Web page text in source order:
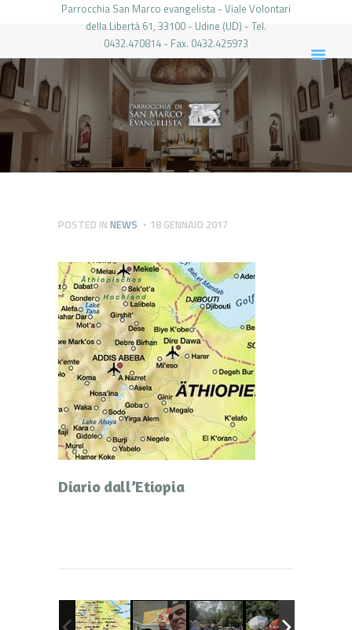
Parrocchia San Marco evangelista - Viale Volontari
della Libertá 61, 33100 - Udine (UD) - Tel.
0432.470814 - Fax. 0432.425973
PARROCCHIA DI SAN MARCO UDINE
HOME
LA PARROCCHIA
IL PARROCO
LE ATTIVITÀ
PIERABECH
CONTATTI
LOGIN
POSTED IN NEWS 18 GENNAIO 2017
Diario dall’Etiopia